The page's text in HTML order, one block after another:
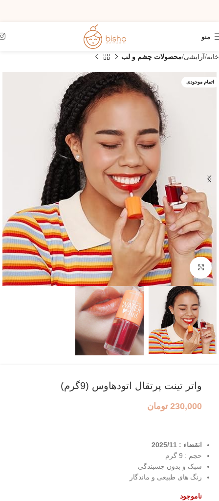
منو
خانه آرایشی محصولات چشم و لب
اتمام موجودی
بزرگنمایی تصویر
واتر تینت پرتقال اتودهاوس (9گرم)
230,000 تومان
انقضاء : 2025/11
حجم : 9 گرم
سبک و بدون چسبندگی
رنگ های طبیعی و ماندگار
ناموجود